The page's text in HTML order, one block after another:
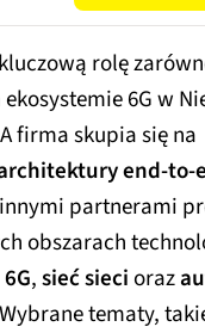
rolę
6G w
firma skupia się na
end-to-
partnerami
obszarach
,sieć siecioraz
tematy,